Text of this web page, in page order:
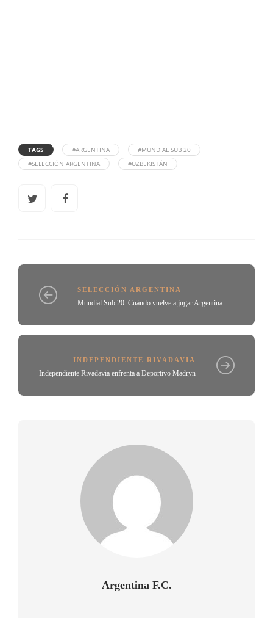
TAGS #ARGENTINA
#MUNDIAL SUB 20
#SELECCIÓN ARGENTINA
#UZBEKISTÁN
SELECCIÓN ARGENTINA
Mundial Sub 20: Cuándo vuelve a jugar Argentina
INDEPENDIENTE RIVADAVIA
Independiente Rivadavia enfrenta a Deportivo Madryn
Argentina F.C.